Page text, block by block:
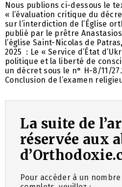
Nous publions ci-dessous le
« l’évaluation critique du
sur l’interdiction de l’Église
publié par le prêtre
l’église Saint-Nicolas de
2025 : Le « Service d’État
politique et la liberté de
un décret sous le n° H-8/11/
Conclusion de l’examen
La suite de
réservée aux
Pour accéder à un